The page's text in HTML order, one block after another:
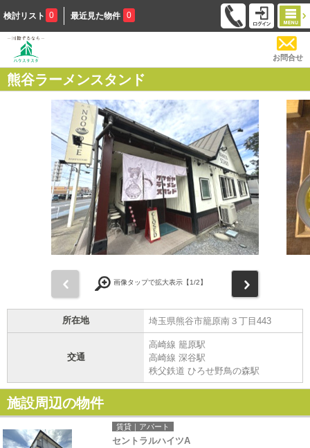
検討リスト 0 最近見た物件 0
お問合せ
熊谷ラーメンスタンド
画像タップで拡大表示【1/2】
所在地 埼玉県熊谷市籠原南３丁目443
交通
高崎線 籠原駅
高崎線 深谷駅
秩父鉄道 ひろせ野鳥の森駅
施設周辺の物件
賃貸｜アパート
セントラルハイツA